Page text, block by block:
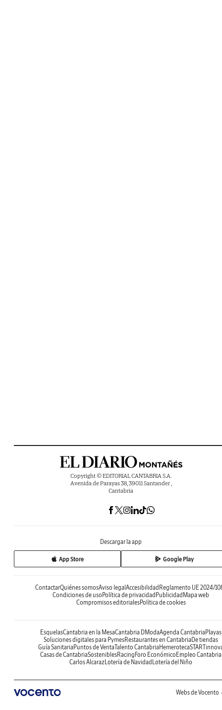
Copyright © EDITORIAL CANTABRIA S.A.
Avenida de Parayas 38, 39011 Santander ,
Cantabria
Descargar la app
App Store Google Play
ContactarQuiénes somosAviso legal Accesibilidad Reglamento UE 2024/
Condiciones de uso Política de privacidad Publicidad Mapa web
Compromisos editorialesPolítica de cookies
EsquelasCantabria en la MesaCantabria DModaAgenda Cantabria Playas
Soluciones digitales para PymesRestaurantes en Cantabria De tiendas
Guía Sanitaria Puntos de VentaTalento Cantabria Hemeroteca
Casas de CantabriaSosteniblesRacing Foro Económico Empleo Cantabria
Carlos AlcarazLotería de Navidad Lotería del Niño
Webs de Vocento